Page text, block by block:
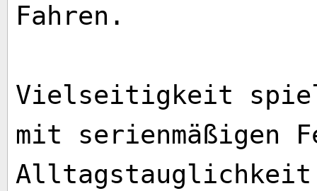
Fahren.
Vielseitigkeit
mit serienmäßigen
Alltagstauglichkeit